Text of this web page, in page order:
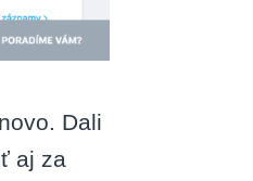
Dali
aj za